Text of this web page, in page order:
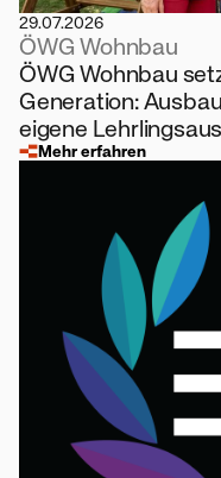
29.07.2026
ÖWG Wohnbau
ÖWG Wohnbau
Generation:
eigene
Mehr erfahren